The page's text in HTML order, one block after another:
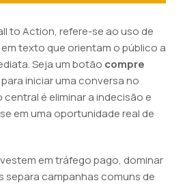
to Action, refere-se ao uso de
texto que orientam o público a
Seja um botão compre
iniciar uma conversa no
é eliminar a indecisão e
em uma oportunidade real de
em tráfego pago, dominar
separa campanhas comuns de